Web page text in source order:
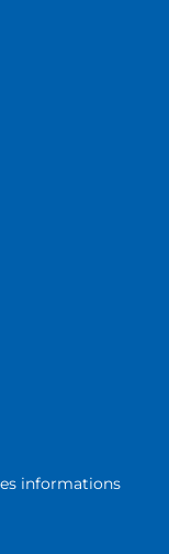
informations